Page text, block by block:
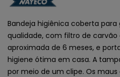
Bandeja higiênica coberta
qualidade, com filtro de
aproximada de 6 meses, e
higiene ótima em casa. A
por meio de um clipe. Os